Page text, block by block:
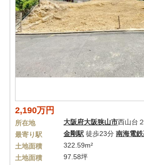
2,190万円
所在地 大阪府大阪狭山市西山台
最寄り駅
金剛駅 徒歩23分 南海電
土地面積
322.59m²
土地面積
97.58坪